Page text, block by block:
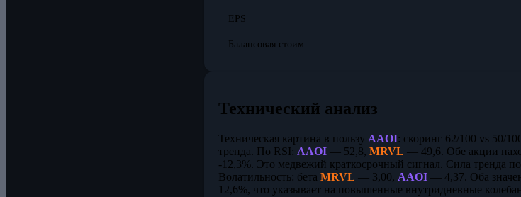
EPS
Балансовая стоим.
Технический анализ
Техническая картина в пользу AAOI: скоринг 62/100 vs 50/
тренда. По RSI: AAOI— 52,8, MRVL — 49,6. Обе акции
-12,3%. Это медвежий краткосрочный сигнал. Сила тренда
Волатильность: бета MRVL — 3,00, AAOI— 4,37. Оба
12,6%, что указывает на повышенные внутридневные